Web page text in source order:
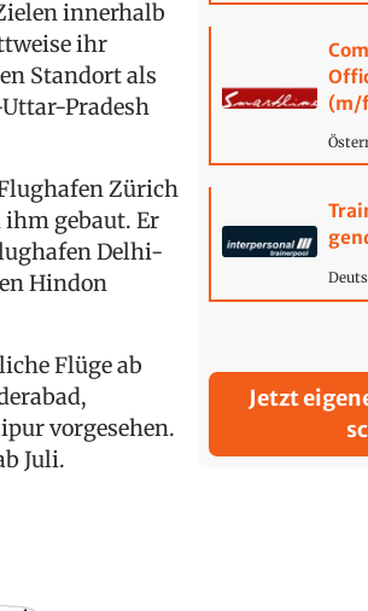
innerhalb
ihr
Standort als
Pradesh
Zürich
gebaut. Er
Delhi-
Hindon
Flüge ab
vorgesehen.
Juli.
(m/
Jetzt